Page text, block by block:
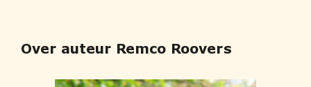
Over auteur Remco Roovers